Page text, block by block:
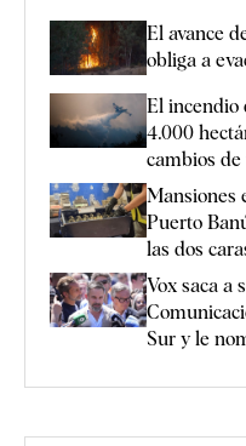
El avance
obliga a
El incendio
4.000
cambios
Mansiones
Puerto
las dos
Vox saca a
Sur y le